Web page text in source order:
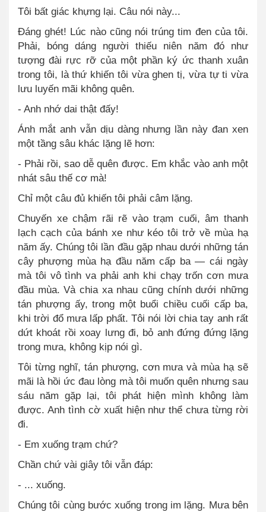
Tôi bất giác khựng lại. Câu nói này...
Đáng ghét! Lúc nào cũng nói trúng tim đen của tôi.
Phải, bóng dáng người thiếu niên năm đó như
tượng đài rực rỡ của một phần ký ức thanh xuân
trong tôi, là thứ khiến tôi vừa ghen tị, vừa tự ti vừa
lưu luyến mãi không quên.
- Anh nhớ dai thật đấy!
Ánh mắt anh vẫn dịu dàng nhưng lần này đan xen
một tầng sâu khác lặng lẽ hơn:
- Phải rồi, sao dễ quên được. Em khắc vào anh một
nhát sâu thế cơ mà!
Chỉ một câu đủ khiến tôi phải câm lặng.
Chuyến xe chậm rãi rẽ vào trạm cuối, âm thanh
lạch cạch của bánh xe như kéo tôi trở về mùa hạ
năm ấy. Chúng tôi lần đầu gặp nhau dưới những tán
cây phượng mùa hạ đầu năm cấp ba — cái ngày
mà tôi vô tình va phải anh khi chạy trốn cơn mưa
đầu mùa. Và chia xa nhau cũng chính dưới những
tán phượng ấy, trong một buổi chiều cuối cấp ba,
khi trời đổ mưa lấp phất. Tôi nói lời chia tay anh rất
dứt khoát rồi xoay lưng đi, bỏ anh đứng đứng lặng
trong mưa, không kịp nói gì.
Tôi từng nghĩ, tán phượng, cơn mưa và mùa hạ sẽ
mãi là hồi ức đau lòng mà tôi muốn quên nhưng sau
sáu năm gặp lại, tôi phát hiện mình không làm
được. Anh tình cờ xuất hiện như thể chưa từng rời
đi.
- Em xuống trạm chứ?
Chần chứ vài giây tôi vẫn đáp:
- ... xuống.
Chúng tôi cùng bước xuống trong im lặng. Mưa bên